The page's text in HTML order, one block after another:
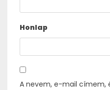
Honlap
A nevem, e-mail címem,